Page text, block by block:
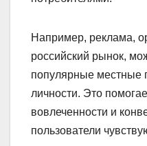
Например, реклама,
российский рынок,
популярные местные
личности. Это
вовлеченности и
пользователи